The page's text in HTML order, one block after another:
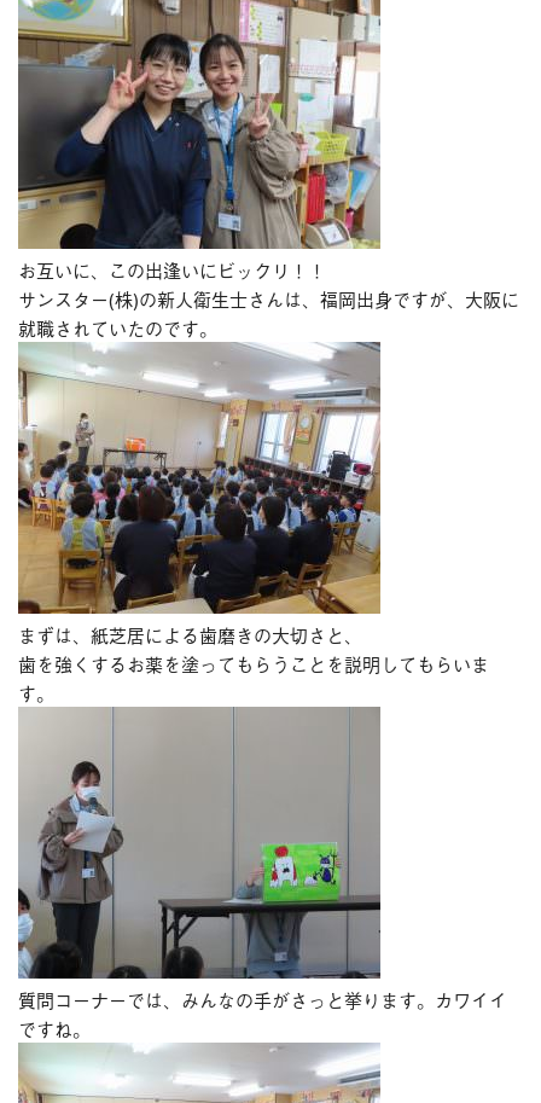
お互いに、この出逢いにビックリ！！
サンスター(株)の新人衛生士さんは、福岡出身ですが、大阪に
就職されていたのです。
まずは、紙芝居による歯磨きの大切さと、
歯を強くするお薬を塗ってもらうことを説明してもらいま
す。
質問コーナーでは、みんなの手がさっと挙ります。カワイイ
ですね。